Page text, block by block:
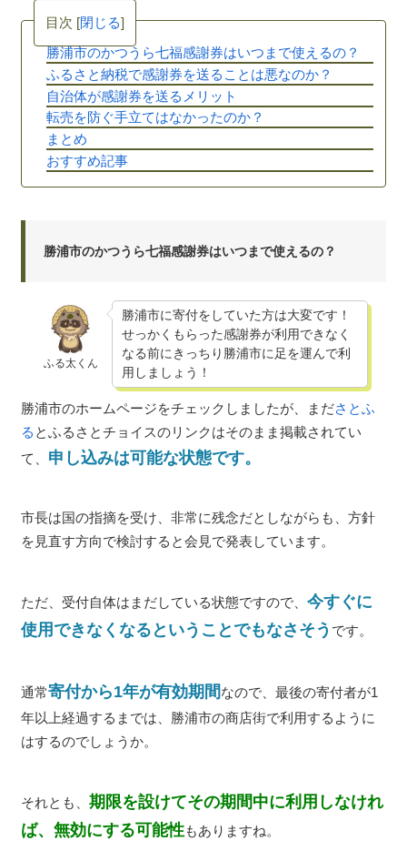
目次 [閉じる]
勝浦市のかつうら七福感謝券はいつまで使えるの？
ふるさと納税で感謝券を送ることは悪なのか？
自治体が感謝券を送るメリット
転売を防ぐ手立てはなかったのか？
まとめ
おすすめ記事
勝浦市のかつうら七福感謝券はいつまで使えるの？
ふる太くん
勝浦市に寄付をしていた方は大変です！
せっかくもらった感謝券が利用できなく
なる前にきっちり勝浦市に足を運んで利
用しましょう！
勝浦市のホームページをチェックしましたが、まださとふ
る とふるさとチョイスのリンクはそのまま掲載されてい
て、 申し込みは可能な状態です。
市長は国の指摘を受け、非常に残念だとしながらも、方針
を見直す方向で検討すると会見で発表しています。
ただ、受付自体はまだしている状態ですので、 今すぐに
使用できなくなるということでもなさそう です。
通常寄付から1年が有効期間なので、最後の寄付者が1
年以上経過するまでは、勝浦市の商店街で利用するように
はするのでしょうか。
それとも、 期限を設けてその期間中に利用しなけれ
ば、無効にする可能性もありますね。